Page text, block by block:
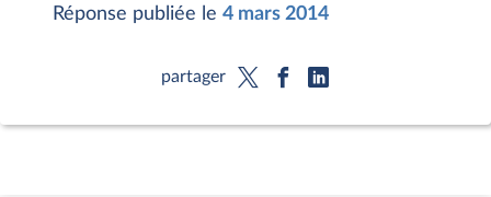
Réponse publiée le 4 mars 2014
partager